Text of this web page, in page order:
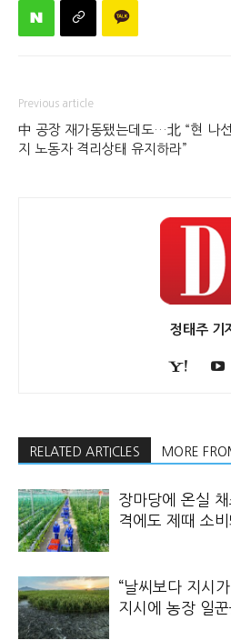
Previous article
中 공장 재가동됐는데도…北 “현
지 노동자 격리상태 유지하라”
나
정태주 기
RELATED ARTICLES MORE
장마당에 온실
격에도 제때 소비
“날씨보다 지시
지시에 농장 일꾼